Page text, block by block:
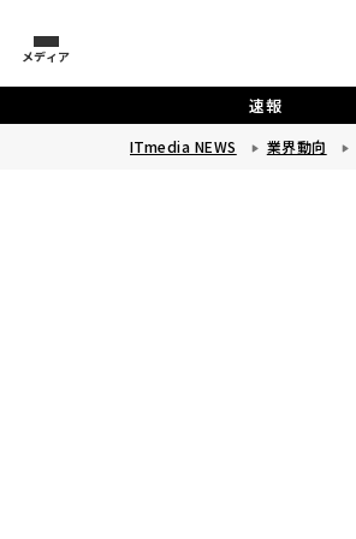
メディア
速報
ITmedia NEWS 業界動向